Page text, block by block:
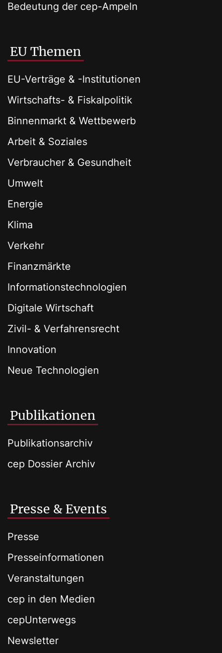
Bedeutung der cep-Ampeln
EU Themen
EU-Verträge & -Institutionen
Wirtschafts- & Fiskalpolitik
Binnenmarkt & Wettbewerb
Arbeit & Soziales
Verbraucher & Gesundheit
Umwelt
Energie
Klima
Verkehr
Finanzmärkte
Informationstechnologien
Digitale Wirtschaft
Zivil- & Verfahrensrecht
Innovation
Neue Technologien
Publikationen
Publikationsarchiv
cep Dossier Archiv
Presse & Events
Presse
Presseinformationen
Veranstaltungen
cep in den Medien
cepUnterwegs
Newsletter